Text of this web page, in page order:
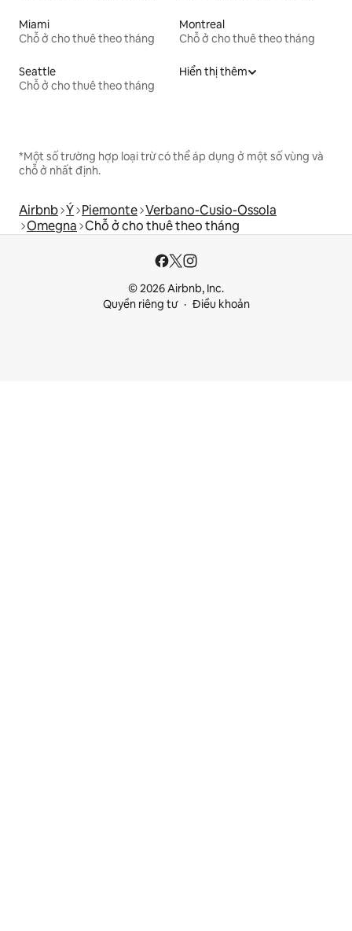
Miami
Chỗ ở cho thuê theo tháng
Montreal
Chỗ ở cho thuê theo tháng
Seattle
Chỗ ở cho thuê theo tháng
Hiển thị thêm
*Một số trường hợp loại trừ có thể áp dụng ở một số vùng và
chỗ ở nhất định.
Airbnb Ý Piemonte Verbano-Cusio-Ossola
Omegna Chỗ ở cho thuê theo tháng
© 2026 Airbnb, Inc.
Quyền riêng tư
Điều khoản